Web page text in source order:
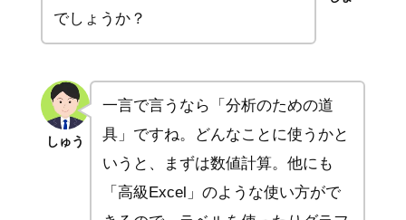
でしょうか？
しゅう
一言で言うなら「分析のための道
具」ですね。どんなことに使うかと
いうと、まずは数値計算。他にも
「高級Excel」のような使い方がで